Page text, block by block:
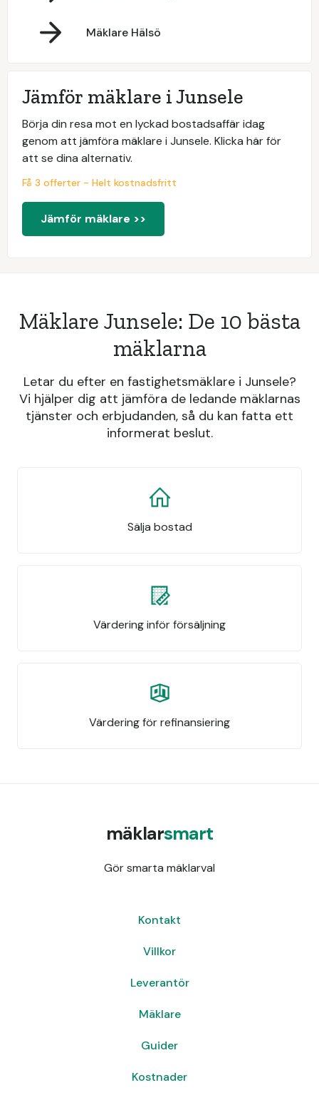
Mäklare Hälsö
Jämför mäklare i Junsele
Börja din resa mot en lyckad bostadsaffär idag
genom att jämföra mäklare i Junsele. Klicka här för
att se dina alternativ.
Få 3 offerter - Helt kostnadsfritt
Jämför mäklare >>
Mäklare Junsele: De 10 bästa
mäklarna
Letar du efter en fastighetsmäklare i Junsele?
Vi hjälper dig att jämföra de ledande mäklarnas
tjänster och erbjudanden, så du kan fatta ett
informerat beslut.
Sälja bostad
Värdering inför försäljning
Värdering för refinansiering
mäklarsmart
Gör smarta mäklarval
Kontakt
Villkor
Leverantör
Mäklare
Guider
Kostnader